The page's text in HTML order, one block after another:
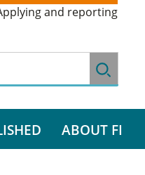
and reporting
ABOUT FI